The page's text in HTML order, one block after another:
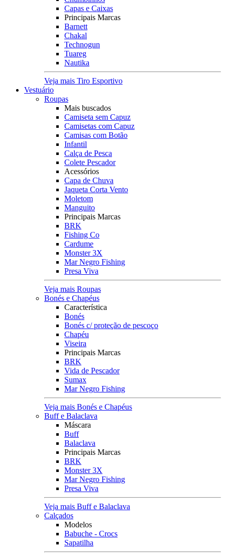
Capas e Caixas
Principais Marcas
Barnett
Chakal
Technogun
Tuareg
Nautika
Veja mais Tiro Esportivo
Vestuário
Roupas
Mais buscados
Camiseta sem Capuz
Camisetas com Capuz
Camisas com Botão
Infantil
Calça de Pesca
Colete Pescador
Acessórios
Capa de Chuva
Jaqueta Corta Vento
Moletom
Manguito
Principais Marcas
BRK
Fishing Co
Cardume
Monster 3X
Mar Negro Fishing
Presa Viva
Veja mais Roupas
Bonés e Chapéus
Característica
Bonés
Bonés c/ proteção de pescoço
Chapéu
Viseira
Principais Marcas
BRK
Vida de Pescador
Sumax
Mar Negro Fishing
Veja mais Bonés e Chapéus
Buff e Balaclava
Máscara
Buff
Balaclava
Principais Marcas
BRK
Monster 3X
Mar Negro Fishing
Presa Viva
Veja mais Buff e Balaclava
Calçados
Modelos
Babuche - Crocs
Sapatilha